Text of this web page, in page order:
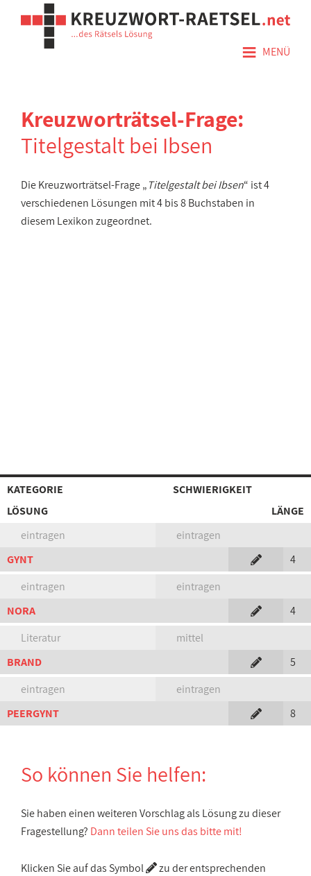
≡ MENÜ
Kreuzworträtsel-Frage:
Titelgestalt bei Ibsen
Die Kreuzworträtsel-Frage „Titelgestalt bei Ibsen“ ist 4
verschiedenen Lösungen mit 4 bis 8 Buchstaben in
diesem Lexikon zugeordnet.
KATEGORIE
SCHWIERIGKEIT
LÖSUNG
LÄNGE
eintragen
eintragen
GYNT
4
eintragen
eintragen
NORA
4
Literatur
mittel
BRAND
5
eintragen
eintragen
PEERGYNT
8
So können Sie helfen:
Sie haben einen weiteren Vorschlag als Lösung zu dieser
Fragestellung? Dann teilen Sie uns das bitte mit!
Klicken Sie auf das Symbol
zu der entsprechenden